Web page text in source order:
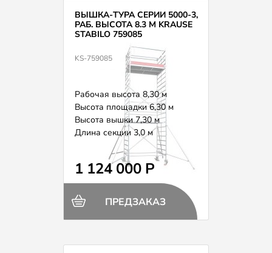
ВЫШКА-ТУРА СЕРИИ 5000-3,
РАБ. ВЫСОТА 8.3 М KRAUSE
STABILO 759085
KS-759085
Рабочая высота 8,30 м
Высота площадки 6,30 м
Высота вышки 7,30 м
Длина секции 3,0 м
Вес 310,0 кг
1 124 000 Р
ПРЕДЗАКАЗ